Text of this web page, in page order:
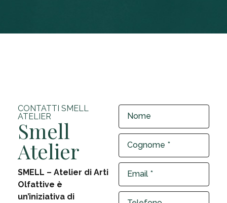
CONTATTI SMELL
ATELIER
Smell
Atelier
SMELL – Atelier di Arti
Olfattive è
un’iniziativa di